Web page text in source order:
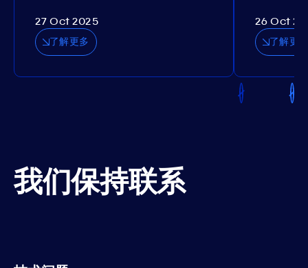
27 Oct 2025
了解更多
26 Oct
了解更
我们保持联系